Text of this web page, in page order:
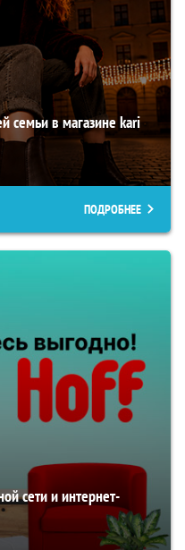
семьи в магазине kari
ПОДРОБНЕЕ
сети и интернет-